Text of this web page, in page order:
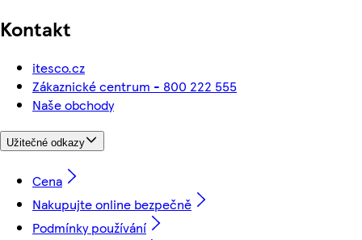
Kontakt
itesco.cz
Zákaznické centrum - 800 222 555
Naše obchody
Užitečné odkazy
Cena
Nakupujte online bezpečně
Podmínky používání